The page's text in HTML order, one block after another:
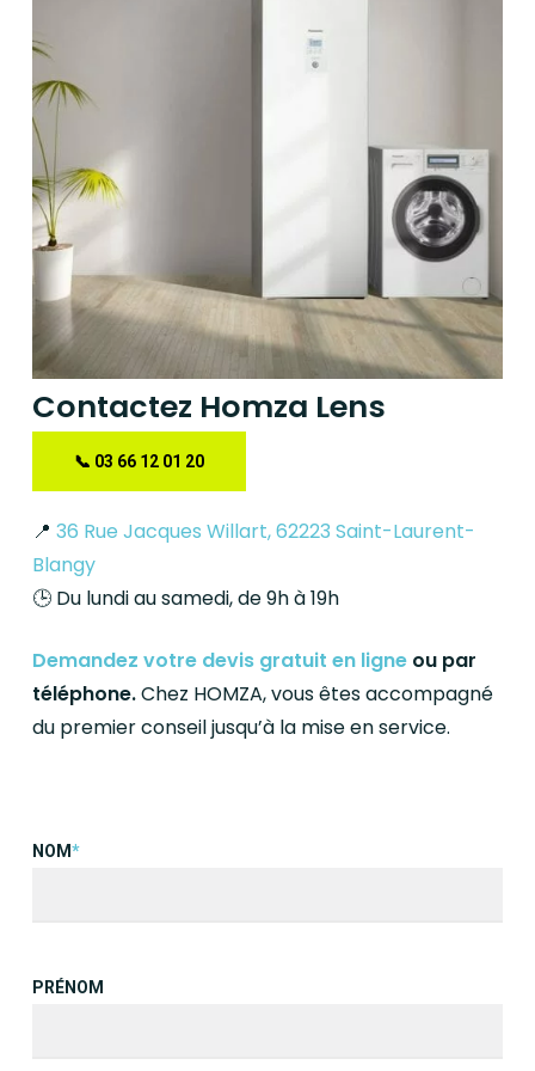
Contactez Homza Lens
📞 03 66 12 01 20
📍 36 Rue Jacques Willart, 62223 Saint-Laurent-
Blangy
🕒Du lundi au samedi, de 9h à 19h
Demandez votre devis gratuit en ligneou par
téléphone.Chez HOMZA, vous êtes accompagné
du premier conseil jusqu’à la mise en service.
NOM*
PRÉNOM